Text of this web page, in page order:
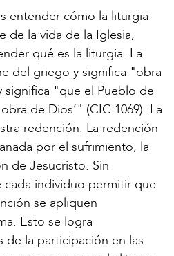
entender cómo la liturgia
de la vida de la Iglesia,
qué es la liturgia. La
del griego y significa "obra
"que el Pueblo de
de Dios’" (CIC 1069). La
redención. La redención
por el sufrimiento, la
de Jesucristo. Sin
individuo permitir que
se apliquen
Esto se logra
de la participación en las